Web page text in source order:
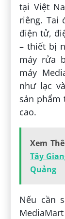
tại Việt
riêng. Tai
điện tử,
– thiết bị
máy rửa
máy
như lạc
sản phẩm
cao.
Xem
Tây
Quảng
Nếu cần